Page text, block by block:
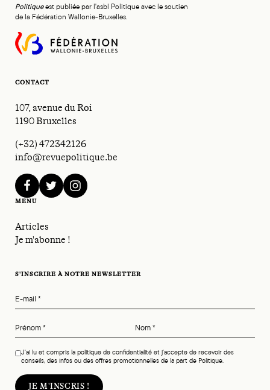
Politiqueest publiée par l'asbl Politique avec le soutien
de la Fédération Wallonie-Bruxelles.
CONTACT
107, avenue du Roi
1190 Bruxelles
(+32) 472342126
info@revuepolitique.be
facebooktwitterinstagram
MENU
Articles
Je m'abonne !
S'INSCRIRE À NOTRE NEWSLETTER
E-mail *
Prénom* Nom*
J'ai lu et compris la politique de confidentialité et j'accepte de recevoir des
conseils, des infos ou des offres promotionnelles de la part de Politique.